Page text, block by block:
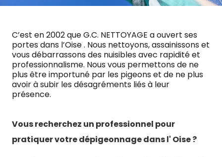
C’est en 2002 que G.C. NETTOYAGE a ouvert ses
portes dans l’Oise . Nous nettoyons, assainissons et
vous débarrassons des nuisibles avec rapidité et
professionnalisme. Nous vous permettons de ne
plus être importuné par les pigeons et de ne plus
avoir à subir les désagréments liés à leur
présence.
Vous recherchez un professionnel pour
pratiquer votre dépigeonnage dans l' Oise ?